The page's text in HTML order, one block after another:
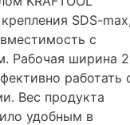
SDS-
с
Рабочая ширина
работать
Вес продукта
удобным в